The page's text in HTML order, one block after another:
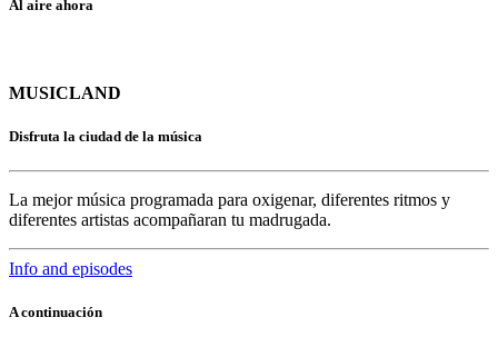
Al aire ahora
MUSICLAND
Disfruta la ciudad de la música
La mejor música programada para oxigenar, diferentes ritmos y
diferentes artistas acompañaran tu madrugada.
Info and episodes
A continuación